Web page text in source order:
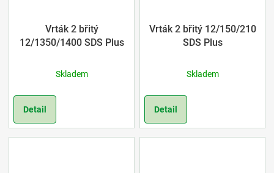
Vrták 2 břitý
12/1350/1400 SDS Plus
Skladem
Detail
Vrták 2 břitý 12/150/210
SDS Plus
Skladem
Detail